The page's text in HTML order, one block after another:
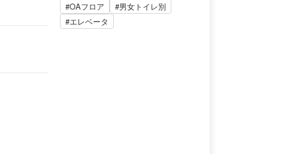
#OAフロア
#男女トイレ別
#エレベータ